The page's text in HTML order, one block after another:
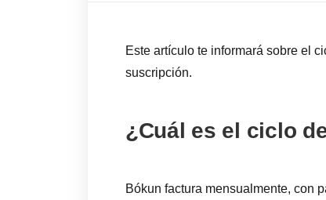
Este artículo te informará sobre el
suscripción.
¿Cuál es el ciclo
Bókun factura mensualmente, con